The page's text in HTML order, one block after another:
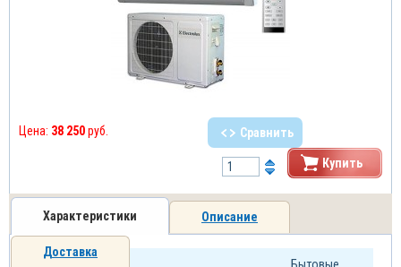
Цена: 38 250руб. Сравнить
Купить
Характеристики Описание
Доставка